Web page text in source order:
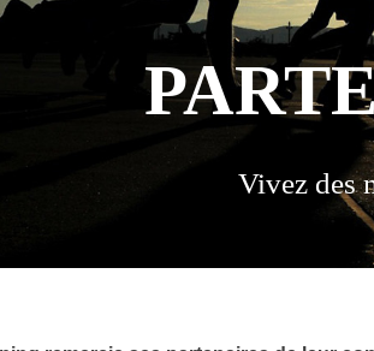
Vivez des